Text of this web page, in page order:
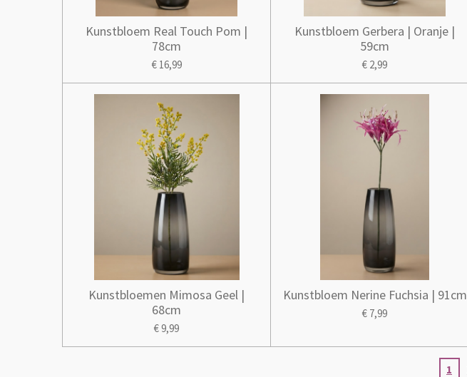
Kunstbloem Real Touch Pom |
78cm
€ 16,99
Kunstbloem Gerbera | Oranje |
59cm
€ 2,99
Kunstbloemen Mimosa Geel |
68cm
€ 9,99
Kunstbloem Nerine Fuchsia | 91cm
€ 7,99
1